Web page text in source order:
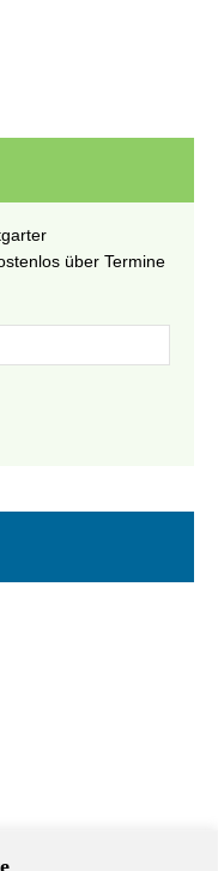
über Termine